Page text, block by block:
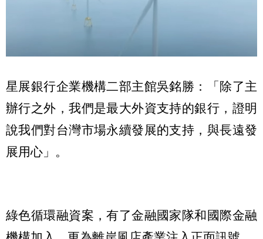
星展銀行企業機構二部主館吳銘勝：「除了主
辦行之外，我們是最大外資支持的銀行，證明
說我們對台灣市場永續發展的支持，與長遠發
展用心」。
綠色循環融資案，有了金融國家隊和國際金融